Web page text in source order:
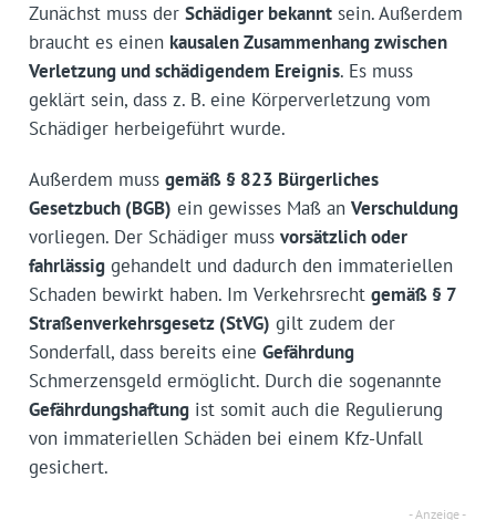
Zunächst muss der Schädiger bekanntsein. Außerdem
braucht es einen kausalen Zusammenhang zwischen
Verletzung und schädigendem Ereignis. Es muss
geklärt sein, dass z. B. eine Körperverletzung vom
Schädiger herbeigeführt wurde.
Außerdem muss gemäß § 823 Bürgerliches
Gesetzbuch (BGB) ein gewisses Maß an Verschuldung
vorliegen. Der Schädiger muss vorsätzlich oder
fahrlässiggehandelt und dadurch den immateriellen
Schaden bewirkt haben. Im Verkehrsrecht gemäß § 7
Straßenverkehrsgesetz (StVG) gilt zudem der
Sonderfall, dass bereits eine Gefährdung
Schmerzensgeld ermöglicht. Durch die sogenannte
Gefährdungshaftungist somit auch die Regulierung
von immateriellen Schäden bei einem Kfz-Unfall
gesichert.